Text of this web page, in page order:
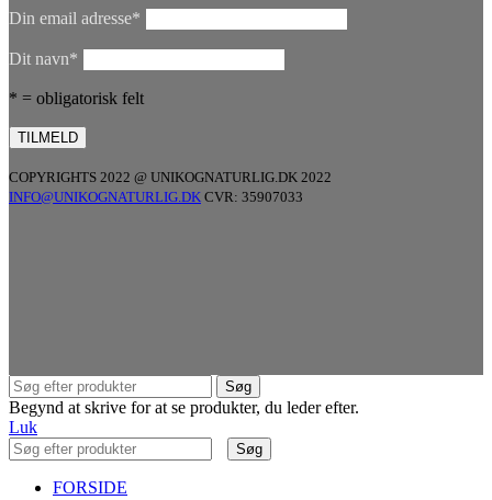
Din email adresse*
Dit navn*
* = obligatorisk felt
COPYRIGHTS 2022 @ UNIKOGNATURLIG.DK 2022
INFO@UNIKOGNATURLIG.DK CVR: 35907033
Søg
Begynd at skrive for at se produkter, du leder efter.
Luk
Søg
FORSIDE